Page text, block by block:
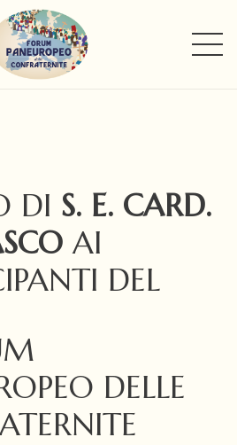
DI S. E. CARD.
AI
DEL
DELLE